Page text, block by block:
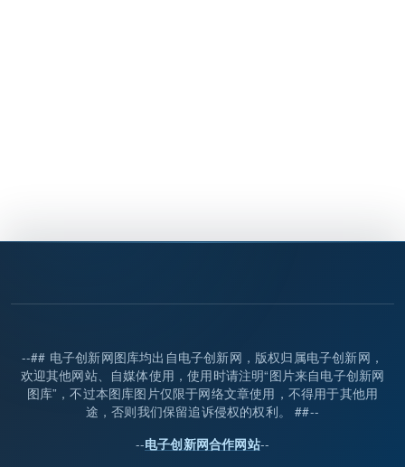
--## 电子创新网图库均出自电子创新网，版权归属电子创新网，
欢迎其他网站、自媒体使用，使用时请注明“图片来自电子创新网
图库”，不过本图库图片仅限于网络文章使用，不得用于其他用
途，否则我们保留追诉侵权的权利。 ##--
--电子创新网合作网站--